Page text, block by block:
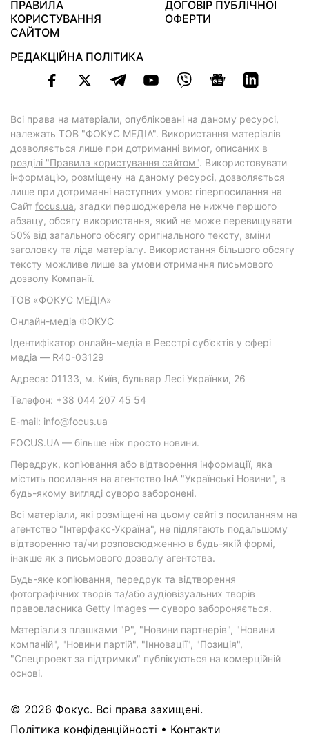
ПРАВИЛА
КОРИСТУВАННЯ
САЙТОМ
ДОГОВІР ПУБЛІЧНОЇ
ОФЕРТИ
РЕДАКЦІЙНА ПОЛІТИКА
Всі права на матеріали, опубліковані на даному ресурсі,
належать ТОВ "ФОКУС МЕДІА". Використання матеріалів
дозволяється лише при дотриманні вимог, описаних в
розділі "Правила користування сайтом". Використовувати
інформацію, розміщену на даному ресурсі, дозволяється
лише при дотриманні наступних умов: гіперпосилання на
Cайт focus.ua, згадки першоджерела не нижче першого
абзацу, обсягу використання, який не може перевищувати
50% від загального обсягу оригінального тексту, зміни
заголовку та ліда матеріалу. Використання більшого обсягу
тексту можливе лише за умови отримання письмового
дозволу Компанії.
ТОВ «ФОКУС МЕДІА»
Онлайн-медіа ФОКУС
Ідентифікатор онлайн-медіа в Реєстрі суб’єктів у сфері
медіа — R40-03129
Адреса: 01133, м. Київ, бульвар Лесі Українки, 26
Телефон: +38 044 207 45 54
E-mail: info@focus.ua
FOCUS.UA — більше ніж просто новини.
Передрук, копіювання або відтворення інформації, яка
містить посилання на агентство ІнА "Українські Новини", в
будь-якому вигляді суворо заборонені.
Всі матеріали, які розміщені на цьому сайті з посиланням на
агентство "Інтерфакс-Україна", не підлягають подальшому
відтворенню та/чи розповсюдженню в будь-якій формі,
інакше як з письмового дозволу агентства.
Будь-яке копіювання, передрук та відтворення
фотографічних творів та/або аудіовізуальних творів
правовласника Getty Images — суворо забороняється.
Матеріали з плашками "Р", "Новини партнерів", "Новини
компаній", "Новини партій", "Інновації", "Позиція",
"Спецпроект за підтримки" публікуються на комерційній
основі.
© 2026 Фокус. Всі права захищені.
Політика конфіденційності • Контакти